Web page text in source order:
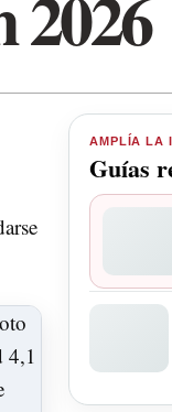
AMPLÍA LA
Guías